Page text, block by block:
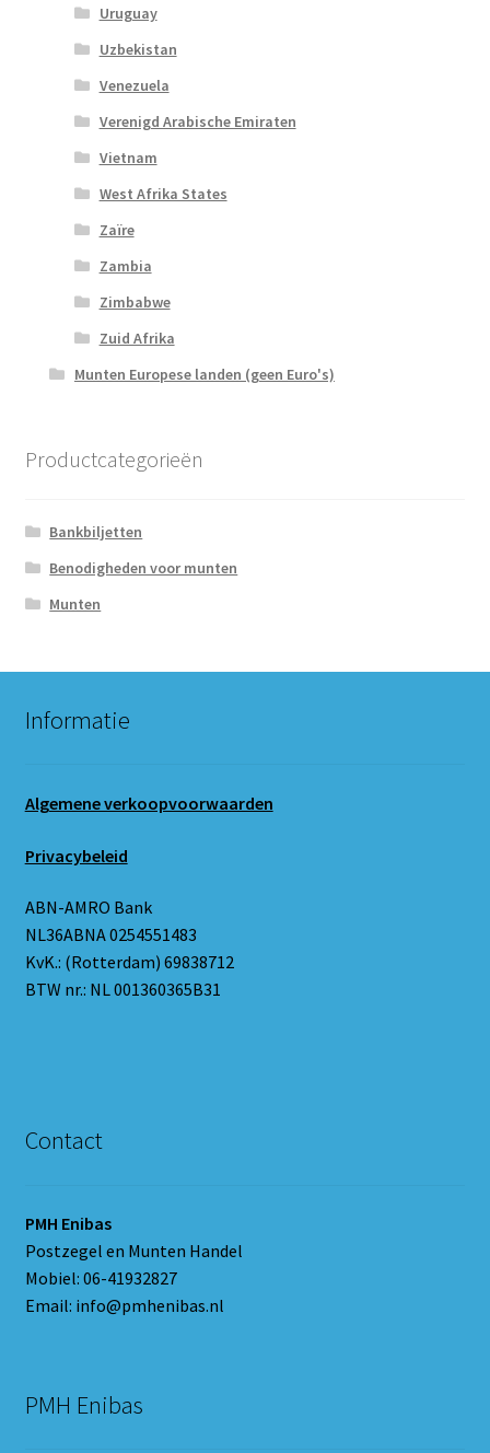
Uruguay
Uzbekistan
Venezuela
Verenigd Arabische Emiraten
Vietnam
West Afrika States
Zaïre
Zambia
Zimbabwe
Zuid Afrika
Munten Europese landen (geen Euro's)
Productcategorieën
Bankbiljetten
Benodigheden voor munten
Munten
Informatie
Algemene verkoopvoorwaarden
Privacybeleid
ABN-AMRO Bank
NL36ABNA 0254551483
KvK.: (Rotterdam) 69838712
BTW nr.: NL 001360365B31
Contact
PMH Enibas
Postzegel en Munten Handel
Mobiel: 06-41932827
Email: info@pmhenibas.nl
PMH Enibas